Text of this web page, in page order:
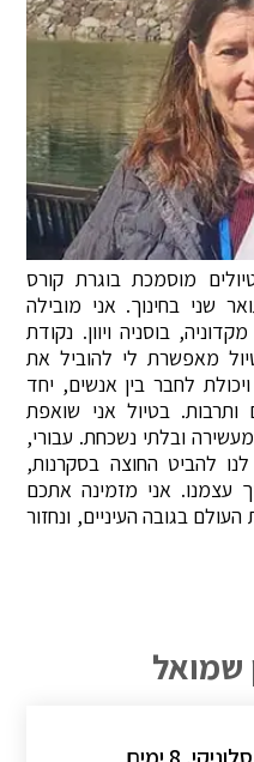
מוסמכת בוגרת קורס
שני בחינוך. אני מובילה
בוסניה ויוון. נקודת
מאפשרת לי להוביל את
לחבר בין אנשים, יחד
בטיול אני שואפת
ובלתי נשכחת. עבורי,
להביט החוצה בסקרנות,
עצמנו. אני מזמינה אתכם
בגובה העיניים, ונחזור
שמואל